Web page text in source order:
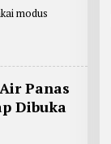
modus
Panas
Dibuka